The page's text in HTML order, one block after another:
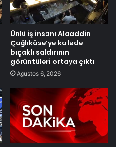
Ünlü iş insanı Alaaddin
Çağlıköse’ye kafede
bıçaklı saldırının
görüntüleri ortaya çıktı
Ağustos 6, 2026